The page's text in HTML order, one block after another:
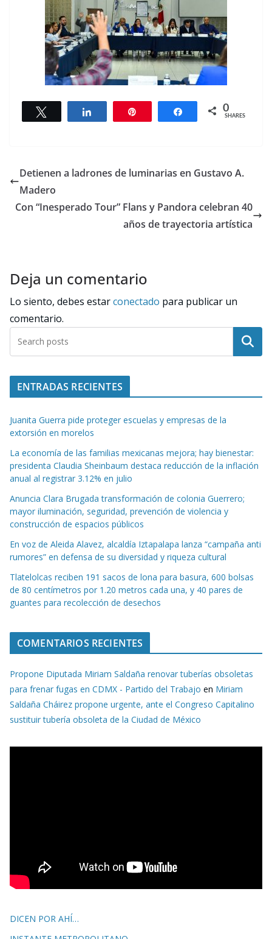
Share 0
SHARES
Detienen a ladrones de luminarias en Gustavo A.
Madero
Con “Inesperado Tour” Flans y Pandora celebran 40
años de trayectoria artística
Deja un comentario
Lo siento, debes estarconectado para publicar un
comentario.
Buscar
ENTRADAS RECIENTES
Juanita Guerra pide proteger escuelas y empresas de la
extorsión en morelos
La economía de las familias mexicanas mejora; hay bienestar:
presidenta Claudia Sheinbaum destaca reducción de la inflación
anual al registrar 3.12% en julio
Anuncia Clara Brugada transformación de colonia Guerrero;
mayor iluminación, seguridad, prevención de violencia y
construcción de espacios públicos
En voz de Aleida Alavez, alcaldía Iztapalapa lanza “campaña anti
rumores” en defensa de su diversidad y riqueza cultural
Tlatelolcas reciben 191 sacos de lona para basura, 600 bolsas
de 80 centímetros por 1.20 metros cada una, y 40 pares de
guantes para recolección de desechos
COMENTARIOS RECIENTES
Propone Diputada Miriam Saldaña renovar tuberías obsoletas
para frenar fugas en CDMX - Partido del Trabajo en Miriam
Saldaña Cháirez propone urgente, ante el Congreso Capitalino
sustituir tubería obsoleta de la Ciudad de México
DICEN POR AHÍ…